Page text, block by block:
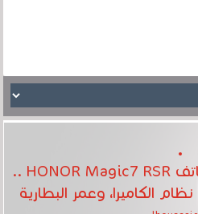
اكتشف الميزات البارزة لهاتف HONOR Magic7 RSR ..
الكاميرا، وعمر البطارية